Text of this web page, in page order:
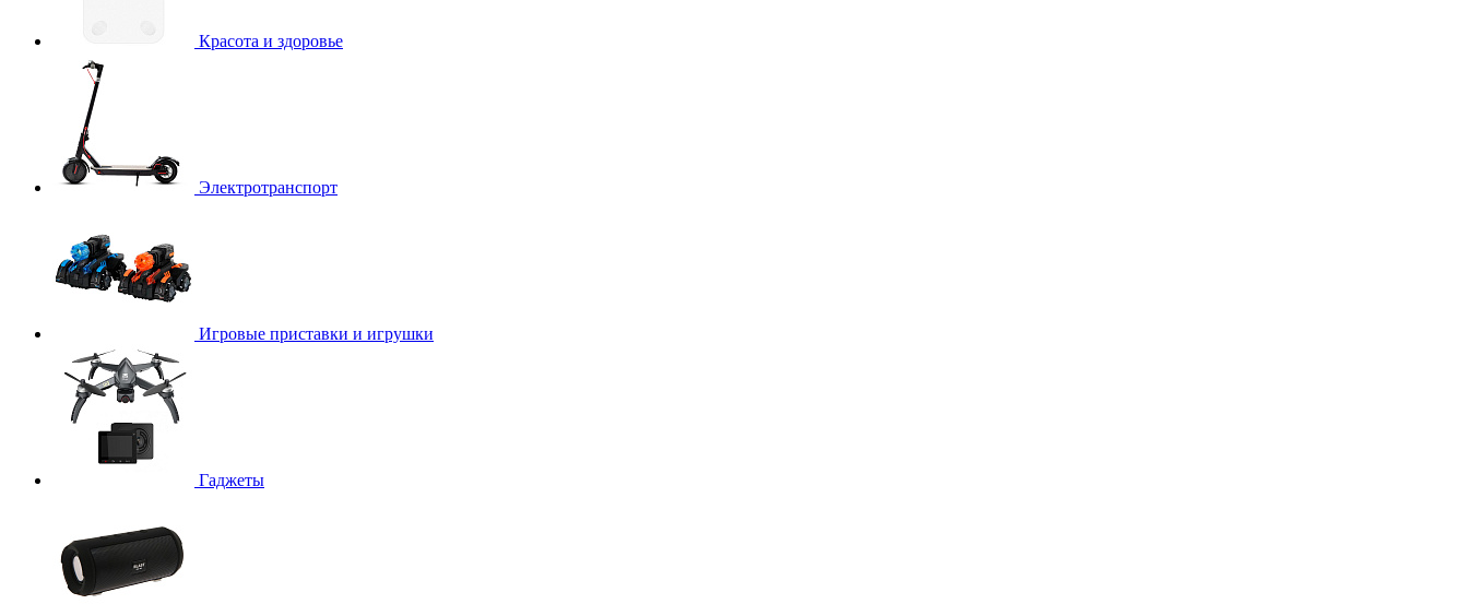
Красота и здоровье
Электротранспорт
Игровые приставки и игрушки
Гаджеты